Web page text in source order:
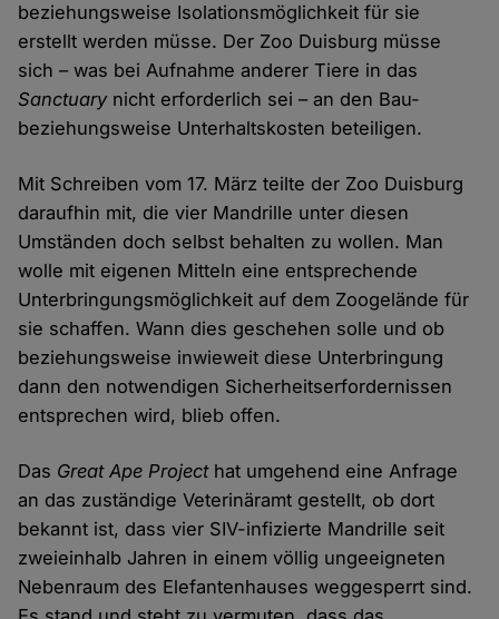
beziehungsweise Isolationsmöglichkeit für sie
erstellt werden müsse. Der Zoo Duisburg müsse
sich – was bei Aufnahme anderer Tiere in das
Sanctuary nicht erforderlich sei – an den Bau-
beziehungsweise Unterhaltskosten beteiligen.
Mit Schreiben vom 17. März teilte der Zoo Duisburg
daraufhin mit, die vier Mandrille unter diesen
Umständen doch selbst behalten zu wollen. Man
wolle mit eigenen Mitteln eine entsprechende
Unterbringungsmöglichkeit auf dem Zoogelände für
sie schaffen. Wann dies geschehen solle und ob
beziehungsweise inwieweit diese Unterbringung
dann den notwendigen Sicherheitserfordernissen
entsprechen wird, blieb offen.
Das Great Ape Projecthat umgehend eine Anfrage
an das zuständige Veterinäramt gestellt, ob dort
bekannt ist, dass vier SIV-infizierte Mandrille seit
zweieinhalb Jahren in einem völlig ungeeigneten
Nebenraum des Elefantenhauses weggesperrt sind.